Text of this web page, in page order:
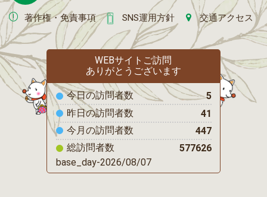
著作権・免責事項 SNS運用方針 交通アクセス
WEBサイトご訪問
ありがとうございます